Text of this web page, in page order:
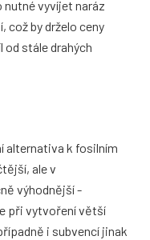
vyvíjet naráz
což by drželo ceny
od stále drahých
alternativa k fosilním
ale v
výhodnější -
při vytvoření větší
i subvencí jinak